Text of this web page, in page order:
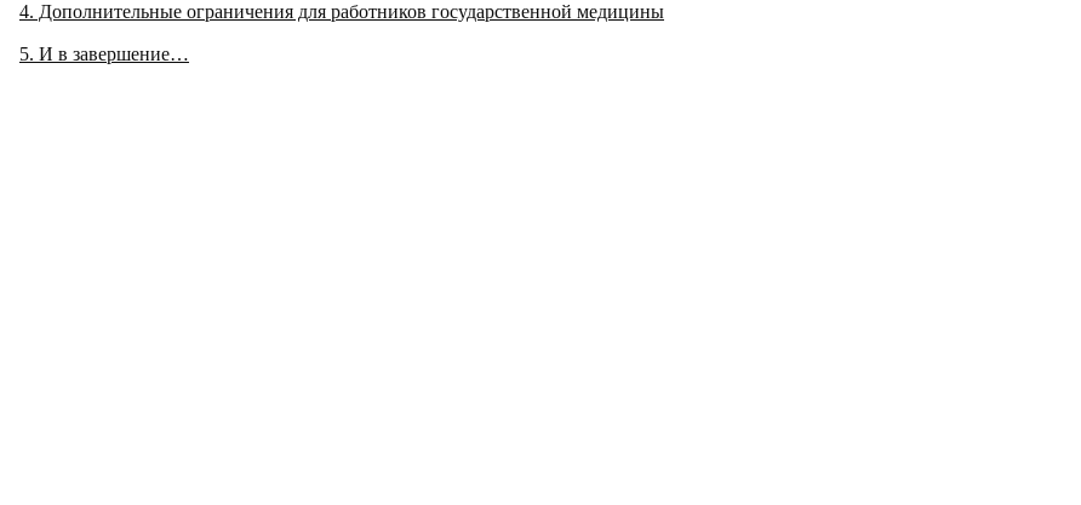
4 Дополнительные ограничения для работников государственной медицины
5 И в завершение…